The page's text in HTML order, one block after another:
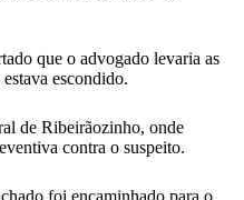
que o advogado levaria as
escondido.
de Ribeirãozinho, onde
contra o suspeito.
foi encaminhado para o